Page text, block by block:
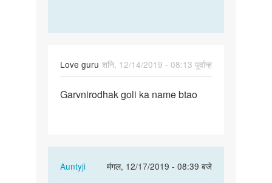
Love guru शनि, 12/14/2019 - 08:13 पूर्वान्ह
Garvnirodhak
Garvnirodhak goli ka name btao
Auntyji
मंगल, 12/17/2019 - 08:39 बजे
In